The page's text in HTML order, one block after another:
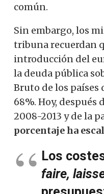
común.
Sin embargo, los
tribuna recuerdan
introducción del
la deuda pública
Bruto de los países
68%. Hoy, después
2008-2013 y de la
porcentaje ha
Los
faire,